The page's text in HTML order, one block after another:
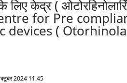
लिए केद्र (
for Pre
devices (
2024 11:45